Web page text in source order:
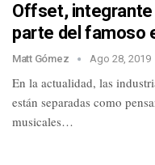
Offset, integrante
parte del famoso
Matt Gómez Ago 28, 2019
En la actualidad, las
están separadas como
musicales…